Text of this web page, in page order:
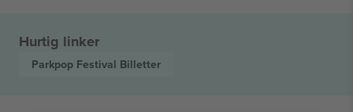
Hurtig linker
Parkpop Festival Billetter